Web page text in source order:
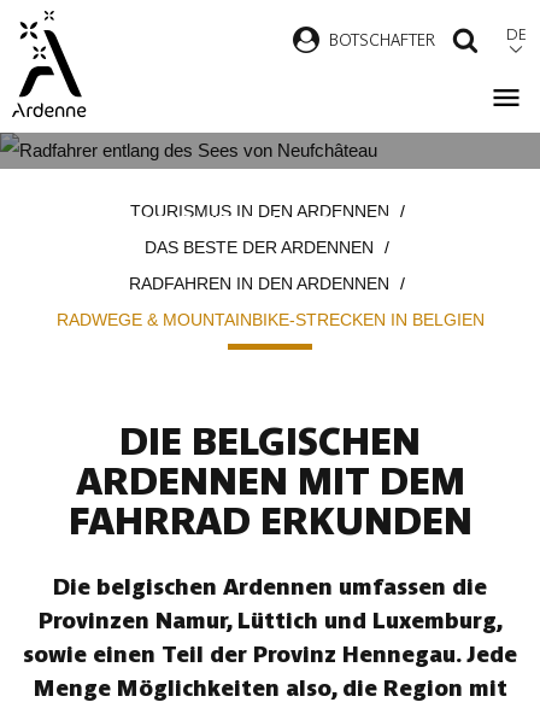
Direkt
zum
Inhalt
BOTSCHAFTER DE
STRECKEN IN BELGIEN
TOURISMUS IN DEN ARDENNEN
DAS BESTE DER ARDENNEN
RADFAHREN IN DEN ARDENNEN
RADWEGE & MOUNTAINBIKE-STRECKEN IN BELGIEN
DIE BELGISCHEN
ARDENNEN MIT DEM
FAHRRAD ERKUNDEN
Die belgischen Ardennen umfassen die
Provinzen Namur, Lüttich und Luxemburg,
sowie einen Teil der Provinz Hennegau. Jede
Menge Möglichkeiten also, die Region mit